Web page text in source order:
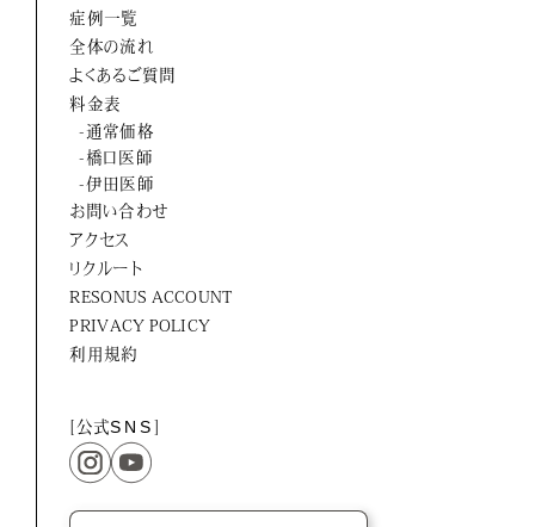
症例一覧
全体の流れ
よくあるご質問
料金表
-通常価格
-橋口医師
-伊田医師
お問い合わせ
アクセス
リクルート
RESONUS ACCOUNT
PRIVACY POLICY
利用規約
[公式SNS